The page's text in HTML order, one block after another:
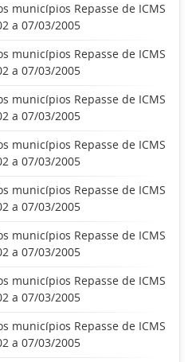
municípios Repasse de ICMS
a 07/03/2005
municípios Repasse de ICMS
a 07/03/2005
municípios Repasse de ICMS
a 07/03/2005
municípios Repasse de ICMS
a 07/03/2005
municípios Repasse de ICMS
a 07/03/2005
municípios Repasse de ICMS
a 07/03/2005
municípios Repasse de ICMS
a 07/03/2005
municípios Repasse de ICMS
a 07/03/2005